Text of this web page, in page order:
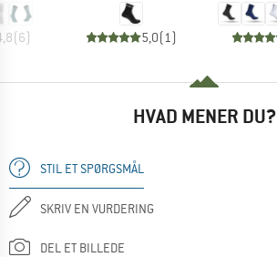
(6) 5,0(1)
HVAD MENER DU?
STIL ET SPØRGSMÅL
SKRIV EN VURDERING
DEL ET BILLEDE